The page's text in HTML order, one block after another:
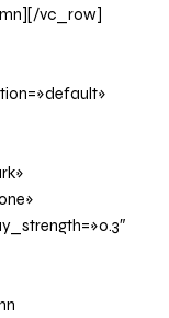
vc_row]